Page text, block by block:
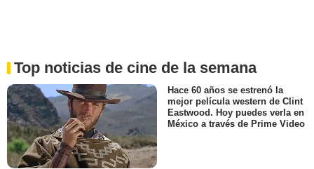
Top noticias de cine de la semana
Hace 60 años se estrenó la
mejor película western de Clint
Eastwood. Hoy puedes verla en
México a través de Prime Video